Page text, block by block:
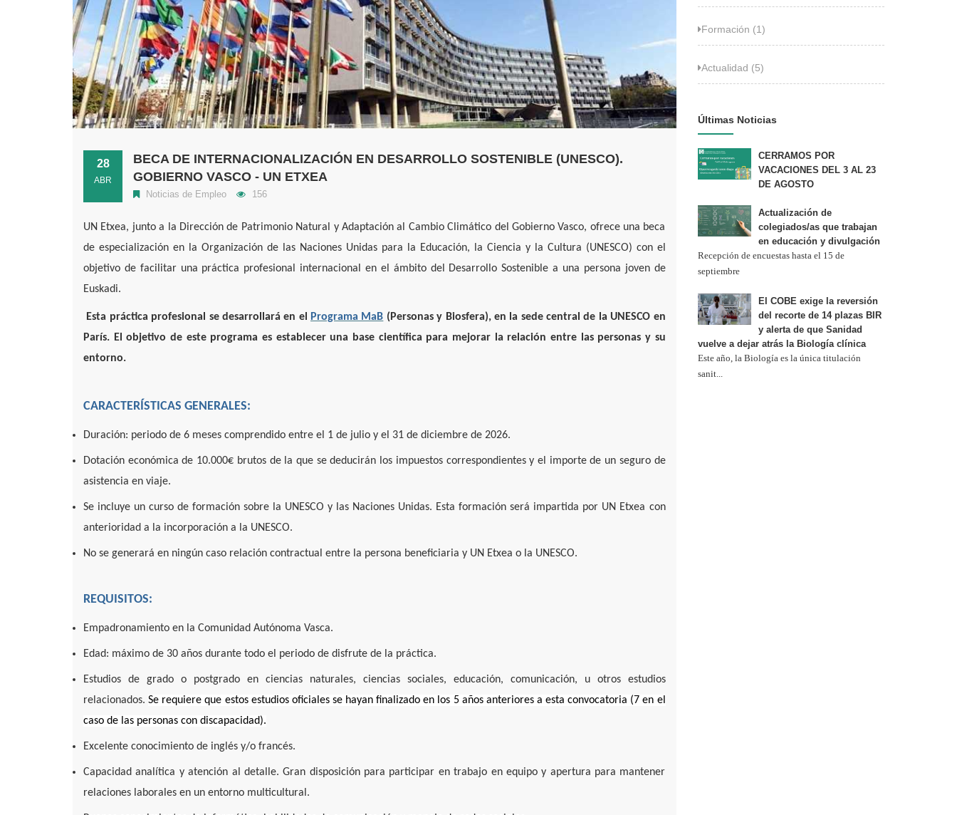
28
ABR
BECA DE INTERNACIONALIZACIÓN EN DESARROLLO SOSTENIBLE (UNESCO).
GOBIERNO VASCO - UN ETXEA
Noticias de Empleo 156
UN Etxea, junto a la Dirección de Patrimonio Natural y Adaptación al Cambio Climático del Gobierno Vasco, ofrece una beca
de especialización en la Organización de las Naciones Unidas para la Educación, la Ciencia y la Cultura (UNESCO) con el
objetivo de facilitar una práctica profesional internacional en el ámbito del Desarrollo Sostenible a una persona joven de
Euskadi.
Esta práctica profesional se desarrollará en el Programa MaB (Personas y Biosfera), en la sede central de la UNESCO en
París. El objetivo de este programa es establecer una base científica para mejorar la relación entre las personas y su
entorno.
CARACTERÍSTICAS GENERALES:
Duración: periodo de 6 meses comprendido entre el 1 de julio y el 31 de diciembre de 2026.
Dotación económica de 10.000€ brutos de la que se deducirán los impuestos correspondientes y el importe de un seguro de
asistencia en viaje.
Se incluye un curso de formación sobre la UNESCO y las Naciones Unidas. Esta formación será impartida por UN Etxea con
anterioridad a la incorporación a la UNESCO.
No se generará en ningún caso relación contractual entre la persona beneficiaria y UN Etxea o la UNESCO.
REQUISITOS:
Empadronamiento en la Comunidad Autónoma Vasca.
Edad: máximo de 30 años durante todo el periodo de disfrute de la práctica.
Estudios de grado o postgrado en ciencias naturales, ciencias sociales, educación, comunicación, u otros estudios
relacionados.Se requiere que estos estudios oficiales se hayan finalizado en los 5 años anteriores a esta convocatoria (7 en el
caso de las personas con discapacidad).
Excelente conocimiento de inglés y/o francés.
Capacidad analítica y atención al detalle. Gran disposición para participar en trabajo en equipo y apertura para mantener
relaciones laborales en un entorno multicultural.
Formación (1)
Actualidad (5)
Últimas Noticias
CERRAMOS POR
VACACIONES DEL 3 AL 23
DE AGOSTO
Actualización de
colegiados/as que trabajan
en educación y divulgación
Recepción de encuestas hasta el 15 de
septiembre
El COBE exige la reversión
del recorte de 14 plazas BIR
y alerta de que Sanidad
vuelve a dejar atrás la Biología clínica
Este año, la Biología es la única titulación
sanit...